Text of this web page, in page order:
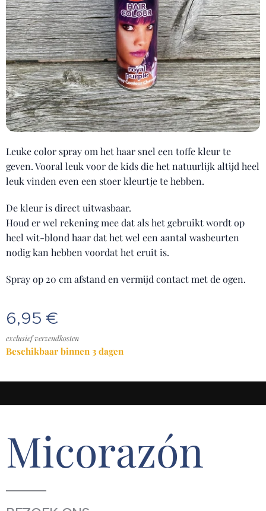
Leuke color spray om het haar snel een toffe kleur te
geven. Vooral leuk voor de kids die het natuurlijk altijd heel
leuk vinden even een stoer kleurtje te hebben.
De kleur is direct uitwasbaar.
Houd er wel rekening mee dat als het gebruikt wordt op
heel wit-blond haar dat het wel een aantal wasbeurten
nodig kan hebben voordat het eruit is.
Spray op 20 cm afstand en vermijd contact met de ogen.
6,95 €
exclusief verzendkosten
Beschikbaar binnen 3 dagen
Micorazón